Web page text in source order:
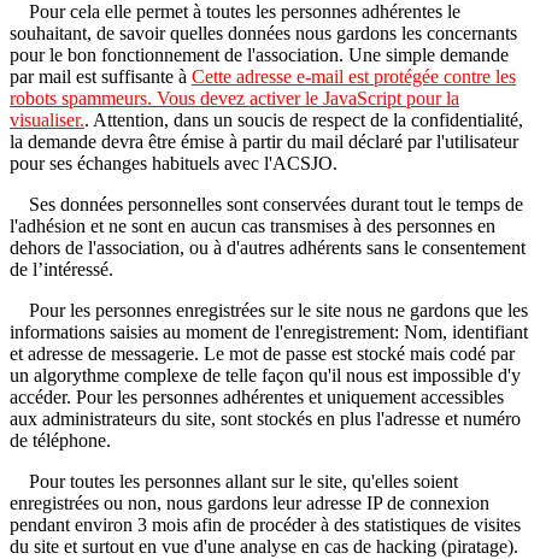
Pour cela elle permet à toutes les personnes adhérentes le
souhaitant, de savoir quelles données nous gardons les concernants
pour le bon fonctionnement de l'association. Une simple demande
par mail est suffisante à Cette adresse e-mail est protégée contre les
robots spammeurs. Vous devez activer le JavaScript pour la
visualiser.. Attention, dans un soucis de respect de la confidentialité,
la demande devra être émise à partir du mail déclaré par l'utilisateur
pour ses échanges habituels avec l'ACSJO.
Ses données personnelles sont conservées durant tout le temps de
l'adhésion et ne sont en aucun cas transmises à des personnes en
dehors de l'association, ou à d'autres adhérents sans le consentement
de l’intéressé.
Pour les personnes enregistrées sur le site nous ne gardons que les
informations saisies au moment de l'enregistrement: Nom, identifiant
et adresse de messagerie. Le mot de passe est stocké mais codé par
un algorythme complexe de telle façon qu'il nous est impossible d'y
accéder. Pour les personnes adhérentes et uniquement accessibles
aux administrateurs du site, sont stockés en plus l'adresse et numéro
de téléphone.
Pour toutes les personnes allant sur le site, qu'elles soient
enregistrées ou non, nous gardons leur adresse IP de connexion
pendant environ 3 mois afin de procéder à des statistiques de visites
du site et surtout en vue d'une analyse en cas de hacking (piratage).